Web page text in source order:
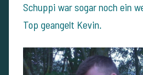
Schuppi war sogar noch ein
Top geangelt Kevin.